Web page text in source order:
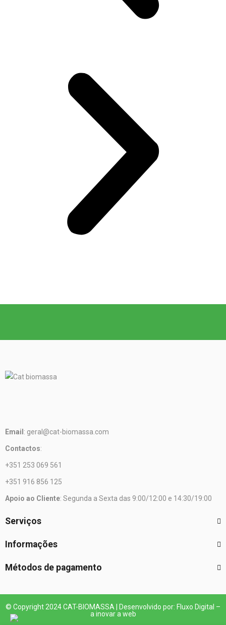
Email : geral@cat-biomassa.com
Contactos:
+351 253 069 561
+351 916 856 125
Apoio ao Cliente: Segunda a Sexta das 9:00/12:00 e 14:30/19:00
Serviços
Informações
Métodos de pagamento
© Copyright 2024 CAT-BIOMASSA | Desenvolvido por: Fluxo Digital –
a inovar a web